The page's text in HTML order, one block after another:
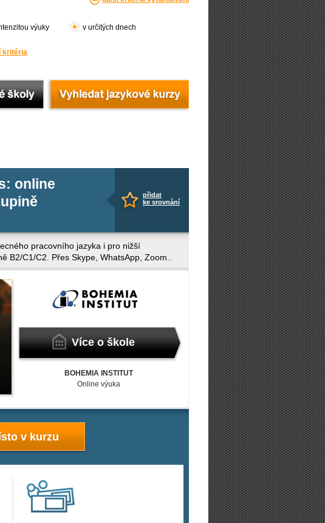
výuky v určitých dnech
kritéria
přidat
ke srovnání
online
pracovního jazyka i pro nižší
C1/C2. Přes Skype, WhatsApp, Zoom..
Více o škole
BOHEMIA INSTITUT
Online výuka
v kurzu